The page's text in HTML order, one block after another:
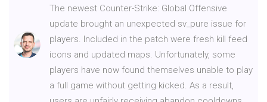
The newest Counter-Strike: Global Offensive
update brought an unexpected sv_pure issue for
players. Included in the patch were fresh kill feed
icons and updated maps. Unfortunately, some
players have now found themselves unable to play
a full game without getting kicked. As a result,